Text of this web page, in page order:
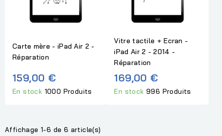
Carte mère - iPad Air 2 -
Réparation
159,00 €
En stock 1000 Produits
Vitre tactile + Ecran -
iPad Air 2 - 2014 -
Réparation
169,00 €
En stock996 Produits
Affichage 1-6 de 6 article(s)